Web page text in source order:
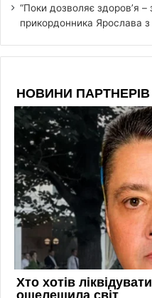
“Поки дозволяє здоров’я –
прикордонника Ярослава